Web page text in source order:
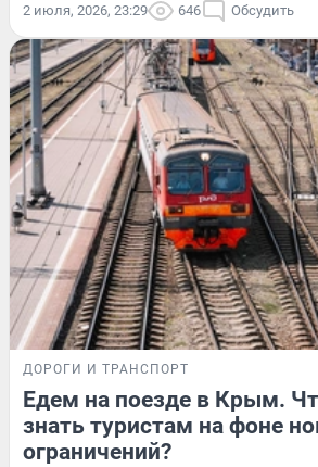
2 июля, 2026, 23:29 646 Обсудить
ДОРОГИ И ТРАНСПОРТ
Едем на поезде в Крым.
знать туристам на фоне
ограничений?